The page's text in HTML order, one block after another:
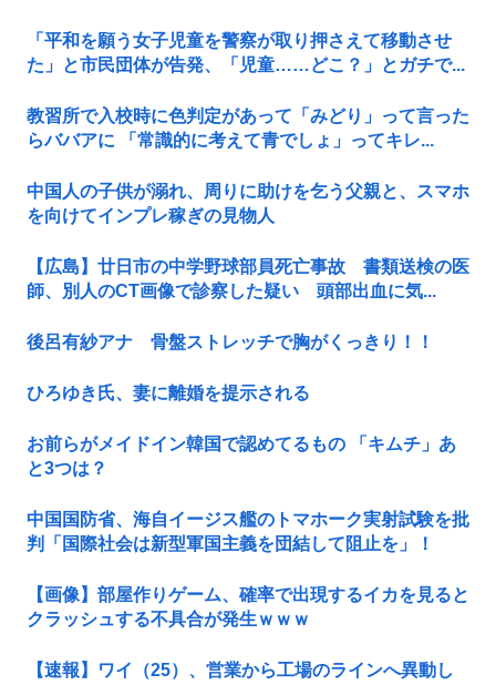
「平和を願う女子児童を警察が取り押さえて移動させ
た」と市民団体が告発、「児童……どこ？」とガチで...
教習所で入校時に色判定があって「みどり」って言った
らババアに 「常識的に考えて青でしょ」ってキレ...
中国人の子供が溺れ、周りに助けを乞う父親と、スマホ
を向けてインプレ稼ぎの見物人
【広島】廿日市の中学野球部員死亡事故 書類送検の医
師、別人のCT画像で診察した疑い 頭部出血に気...
後呂有紗アナ 骨盤ストレッチで胸がくっきり！！
ひろゆき氏、妻に離婚を提示される
お前らがメイドイン韓国で認めてるもの 「キムチ」あ
と3つは？
中国国防省、海自イージス艦のトマホーク実射試験を批
判「国際社会は新型軍国主義を団結して阻止を」！
【画像】部屋作りゲーム、確率で出現するイカを見ると
クラッシュする不具合が発生ｗｗｗ
【速報】ワイ（25）、営業から工場のラインへ異動し